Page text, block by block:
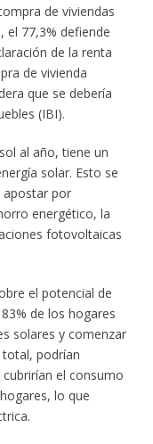
de viviendas
el 77,3% defiende
de la renta
de vivienda
que se debería
(IBI).
al año, tiene un
solar. Esto se
apostar por
energético, la
fotovoltaicas
el potencial de
de los hogares
solares y comenzar
podrían
el consumo
lo que